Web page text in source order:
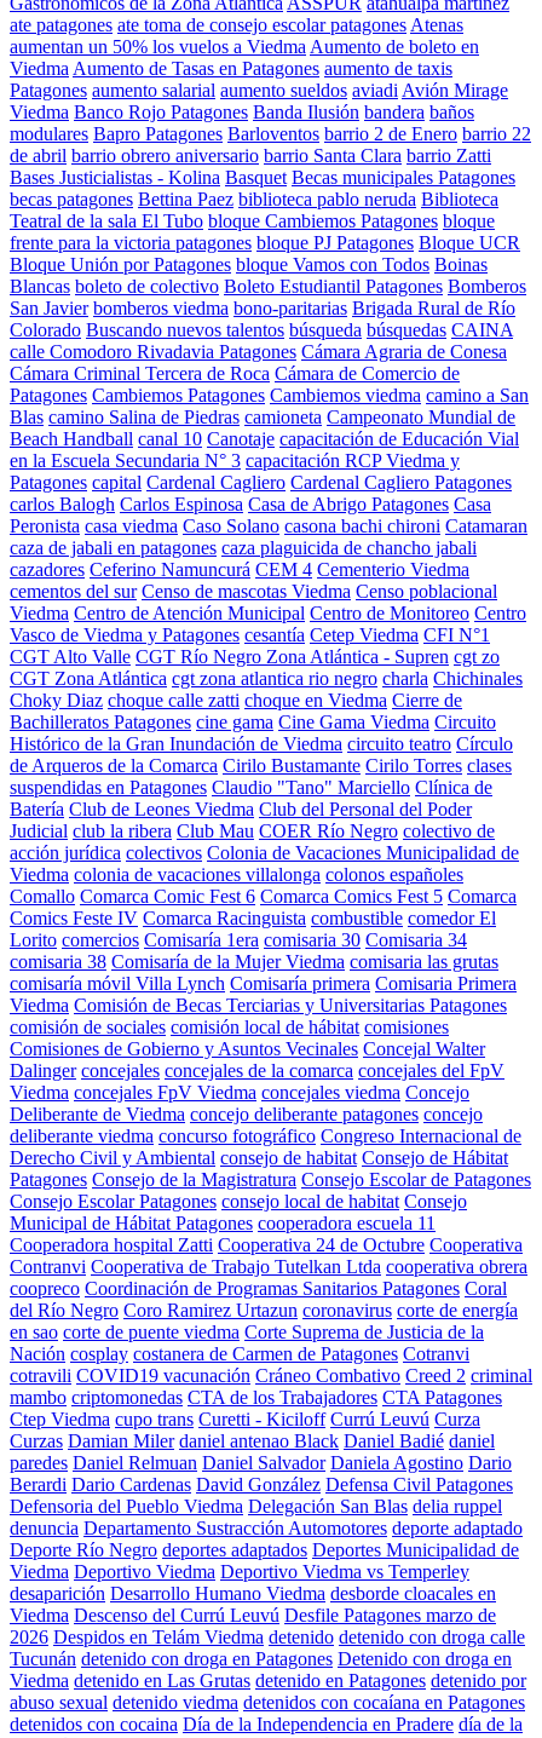
ate patagones ate toma de consejo escolar patagonesAtenas
aumentan un 50% los vuelos a ViedmaAumento de boleto en
ViedmaAumento de Tasas en Patagones aumento de taxis
Patagones aumento salarial aumento sueldos aviadiAvión Mirage
Viedma Banco Rojo Patagones Banda Ilusión bandera baños
modulares Bapro Patagones Barloventos barrio 2 de Enero barrio 22
de abril barrio obrero aniversario barrio Santa Clara barrio Zatti
Bases Justicialistas - Kolina Basquet Becas municipales Patagones
becas patagones Bettina Paez biblioteca pablo neruda Biblioteca
Teatral de la sala El Tubo bloque Cambiemos Patagones bloque
frente para la victoria patagones bloque PJ Patagones Bloque UCR
Bloque Unión por Patagones bloque Vamos con Todos Boinas
Blancas boleto de colectivo Boleto Estudiantil Patagones Bomberos
San Javier bomberos viedma bono-paritarias Brigada Rural de Río
Colorado Buscando nuevos talentos búsqueda búsquedas CAINA
calle Comodoro Rivadavia Patagones Cámara Agraria de Conesa
Cámara Criminal Tercera de Roca Cámara de Comercio de
Patagones Cambiemos Patagones Cambiemos viedma camino a San
Blas camino Salina de Piedras camioneta Campeonato Mundial de
Beach Handball canal 10 Canotaje capacitación de Educación Vial
en la Escuela Secundaria N° 3 capacitación RCP Viedma y
Patagones capital Cardenal Cagliero Cardenal Cagliero Patagones
carlos Balogh Carlos Espinosa Casa de Abrigo Patagones Casa
Peronista casa viedma Caso Solano casona bachi chironi Catamaran
caza de jabali en patagones caza plaguicida de chancho jabali
cazadores Ceferino Namuncurá CEM 4 Cementerio Viedma
cementos del sur Censo de mascotas Viedma Censo poblacional
Viedma Centro de Atención Municipal Centro de Monitoreo Centro
Vasco de Viedma y Patagones cesantía Cetep Viedma CFI N°1
CGT Alto Valle CGT Río Negro Zona Atlántica - Supren cgt zo
CGT Zona Atlántica cgt zona atlantica rio negro charla Chichinales
Choky Diaz choque calle zatti choque en Viedma Cierre de
Bachilleratos Patagones cine gama Cine Gama Viedma Circuito
Histórico de la Gran Inundación de Viedma circuito teatro Círculo
de Arqueros de la Comarca Cirilo Bustamante Cirilo Torres clases
suspendidas en Patagones Claudio "Tano" Marciello Clínica de
Batería Club de Leones Viedma Club del Personal del Poder
Judicial club la ribera Club Mau COER Río Negro colectivo de
acción jurídica colectivos Colonia de Vacaciones Municipalidad de
Viedma colonia de vacaciones villalonga colonos españoles
Comallo Comarca Comic Fest 6 Comarca Comics Fest 5 Comarca
Comics Feste IV Comarca Racinguista combustible comedor El
Lorito comercios Comisaría 1era comisaria 30 Comisaria 34
comisaria 38 Comisaría de la Mujer Viedma comisaria las grutas
comisaría móvil Villa Lynch Comisaría primera Comisaria Primera
Viedma Comisión de Becas Terciarias y Universitarias Patagones
comisión de sociales comisión local de hábitat comisiones
Comisiones de Gobierno y Asuntos Vecinales Concejal Walter
Dalinger concejales concejales de la comarca concejales del FpV
Viedma concejales FpV Viedma concejales viedma Concejo
Deliberante de Viedma concejo deliberante patagones concejo
deliberante viedma concurso fotográfico Congreso Internacional de
Derecho Civil y Ambiental consejo de habitat Consejo de Hábitat
Patagones Consejo de la Magistratura Consejo Escolar de Patagones
Consejo Escolar Patagones consejo local de habitat Consejo
Municipal de Hábitat Patagones cooperadora escuela 11
Cooperadora hospital Zatti Cooperativa 24 de Octubre Cooperativa
Contranvi Cooperativa de Trabajo Tutelkan Ltda cooperativa obrera
coopreco Coordinación de Programas Sanitarios Patagones Coral
del Río Negro Coro Ramirez Urtazun coronavirus corte de energía
en sao corte de puente viedma Corte Suprema de Justicia de la
Nación cosplay costanera de Carmen de Patagones Cotranvi
cotravili COVID19 vacunación Cráneo Combativo Creed 2 criminal
mambo criptomonedas CTA de los Trabajadores CTA Patagones
Ctep Viedma cupo trans Curetti - Kiciloff Currú Leuvú Curza
Curzas Damian Miler daniel antenao Black Daniel Badié daniel
paredes Daniel Relmuan Daniel Salvador Daniela Agostino Dario
Berardi Dario Cardenas David González Defensa Civil Patagones
Defensoria del Pueblo Viedma Delegación San Blas delia ruppel
denuncia Departamento Sustracción Automotores deporte adaptado
Deporte Río Negro deportes adaptados Deportes Municipalidad de
Viedma Deportivo Viedma Deportivo Viedma vs Temperley
desaparición Desarrollo Humano Viedma desborde cloacales en
Viedma Descenso del Currú Leuvú Desfile Patagones marzo de
2026 Despidos en Telám Viedma detenido detenido con droga calle
Tucunán detenido con droga en Patagones Detenido con droga en
Viedma detenido en Las Grutas detenido en Patagones detenido por
abuso sexual detenido viedma detenidos con cocaíana en Patagones
detenidos con cocaina Día de la Independencia en Pradere día de la